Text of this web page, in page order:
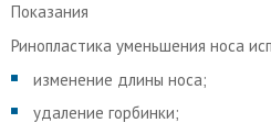
Показания
Ринопластика уменьшения носа
изменение длины носа;
удаление горбинки;